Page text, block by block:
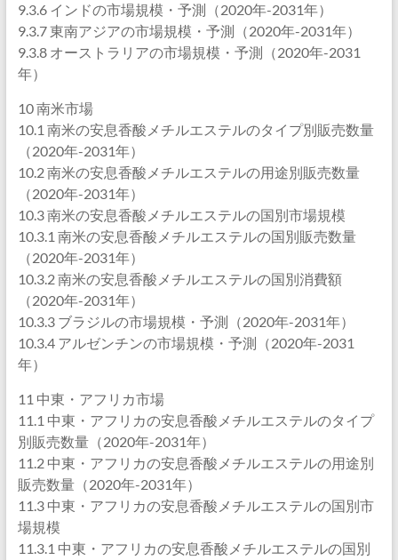
9.3.6 インドの市場規模・予測（2020年-2031年）
9.3.7 東南アジアの市場規模・予測（2020年-2031年）
9.3.8 オーストラリアの市場規模・予測（2020年-2031
年）
10 南米市場
10.1 南米の安息香酸メチルエステルのタイプ別販売数量
（2020年-2031年）
10.2 南米の安息香酸メチルエステルの用途別販売数量
（2020年-2031年）
10.3 南米の安息香酸メチルエステルの国別市場規模
10.3.1 南米の安息香酸メチルエステルの国別販売数量
（2020年-2031年）
10.3.2 南米の安息香酸メチルエステルの国別消費額
（2020年-2031年）
10.3.3 ブラジルの市場規模・予測（2020年-2031年）
10.3.4 アルゼンチンの市場規模・予測（2020年-2031
年）
11 中東・アフリカ市場
11.1 中東・アフリカの安息香酸メチルエステルのタイプ
別販売数量（2020年-2031年）
11.2 中東・アフリカの安息香酸メチルエステルの用途別
販売数量（2020年-2031年）
11.3 中東・アフリカの安息香酸メチルエステルの国別市
場規模
11.3.1 中東・アフリカの安息香酸メチルエステルの国別